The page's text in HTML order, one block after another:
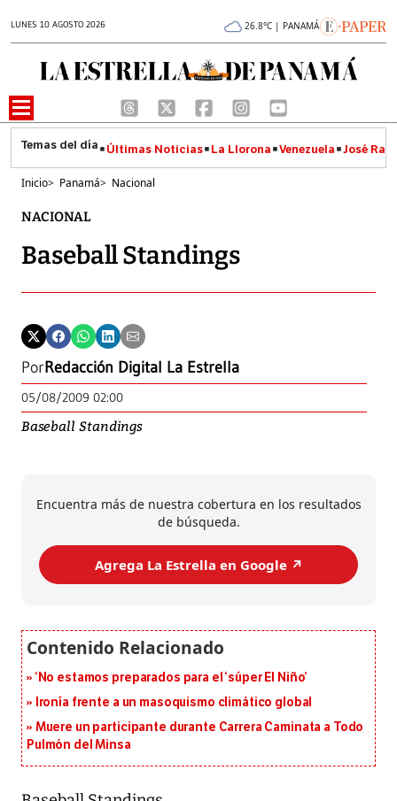
LUNES 10 AGOSTO 2026 26.8°C | PANAMÁ
Últimas Noticias La Llorona Venezuela José
Inicio> Panamá> Nacional
NACIONAL
Baseball Standings
PorRedacción Digital La Estrella
05/08/2009 02:00
Baseball Standings
Encuentra más de nuestra cobertura en los resultados
de búsqueda.
Agrega La Estrella en Google ↗️
‘No estamos preparados para el ‘súper El Niño’
Ironía frente a un masoquismo climático global
Muere un participante durante Carrera Caminata a Todo
Pulmón del Minsa